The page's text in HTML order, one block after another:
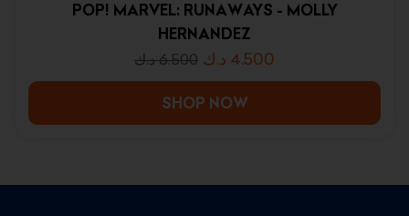
POP! MARVEL: RUNAWAYS - MOLLY
HERNANDEZ
6.500 د.ك 4.500 د.ك
SHOP NOW